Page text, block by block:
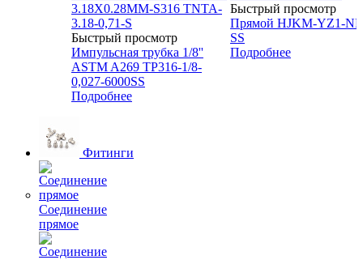
Быстрый просмотр
Импульсная трубка 1/8''
ASTM A269 TP316-1/8-
0,027-6000SS
Подробнее
Быстрый просмотр
Прямой HJKM-YZ1-
SS
Подробнее
Фитинги
Соединение
прямое